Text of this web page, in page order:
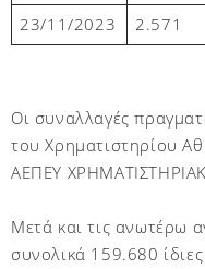
23/11/2023
2.571
Οι συναλλαγές
του Χρηματιστηρίου
ΑΕΠΕΥ
Μετά και τις ανωτέρω
συνολικά 159.680